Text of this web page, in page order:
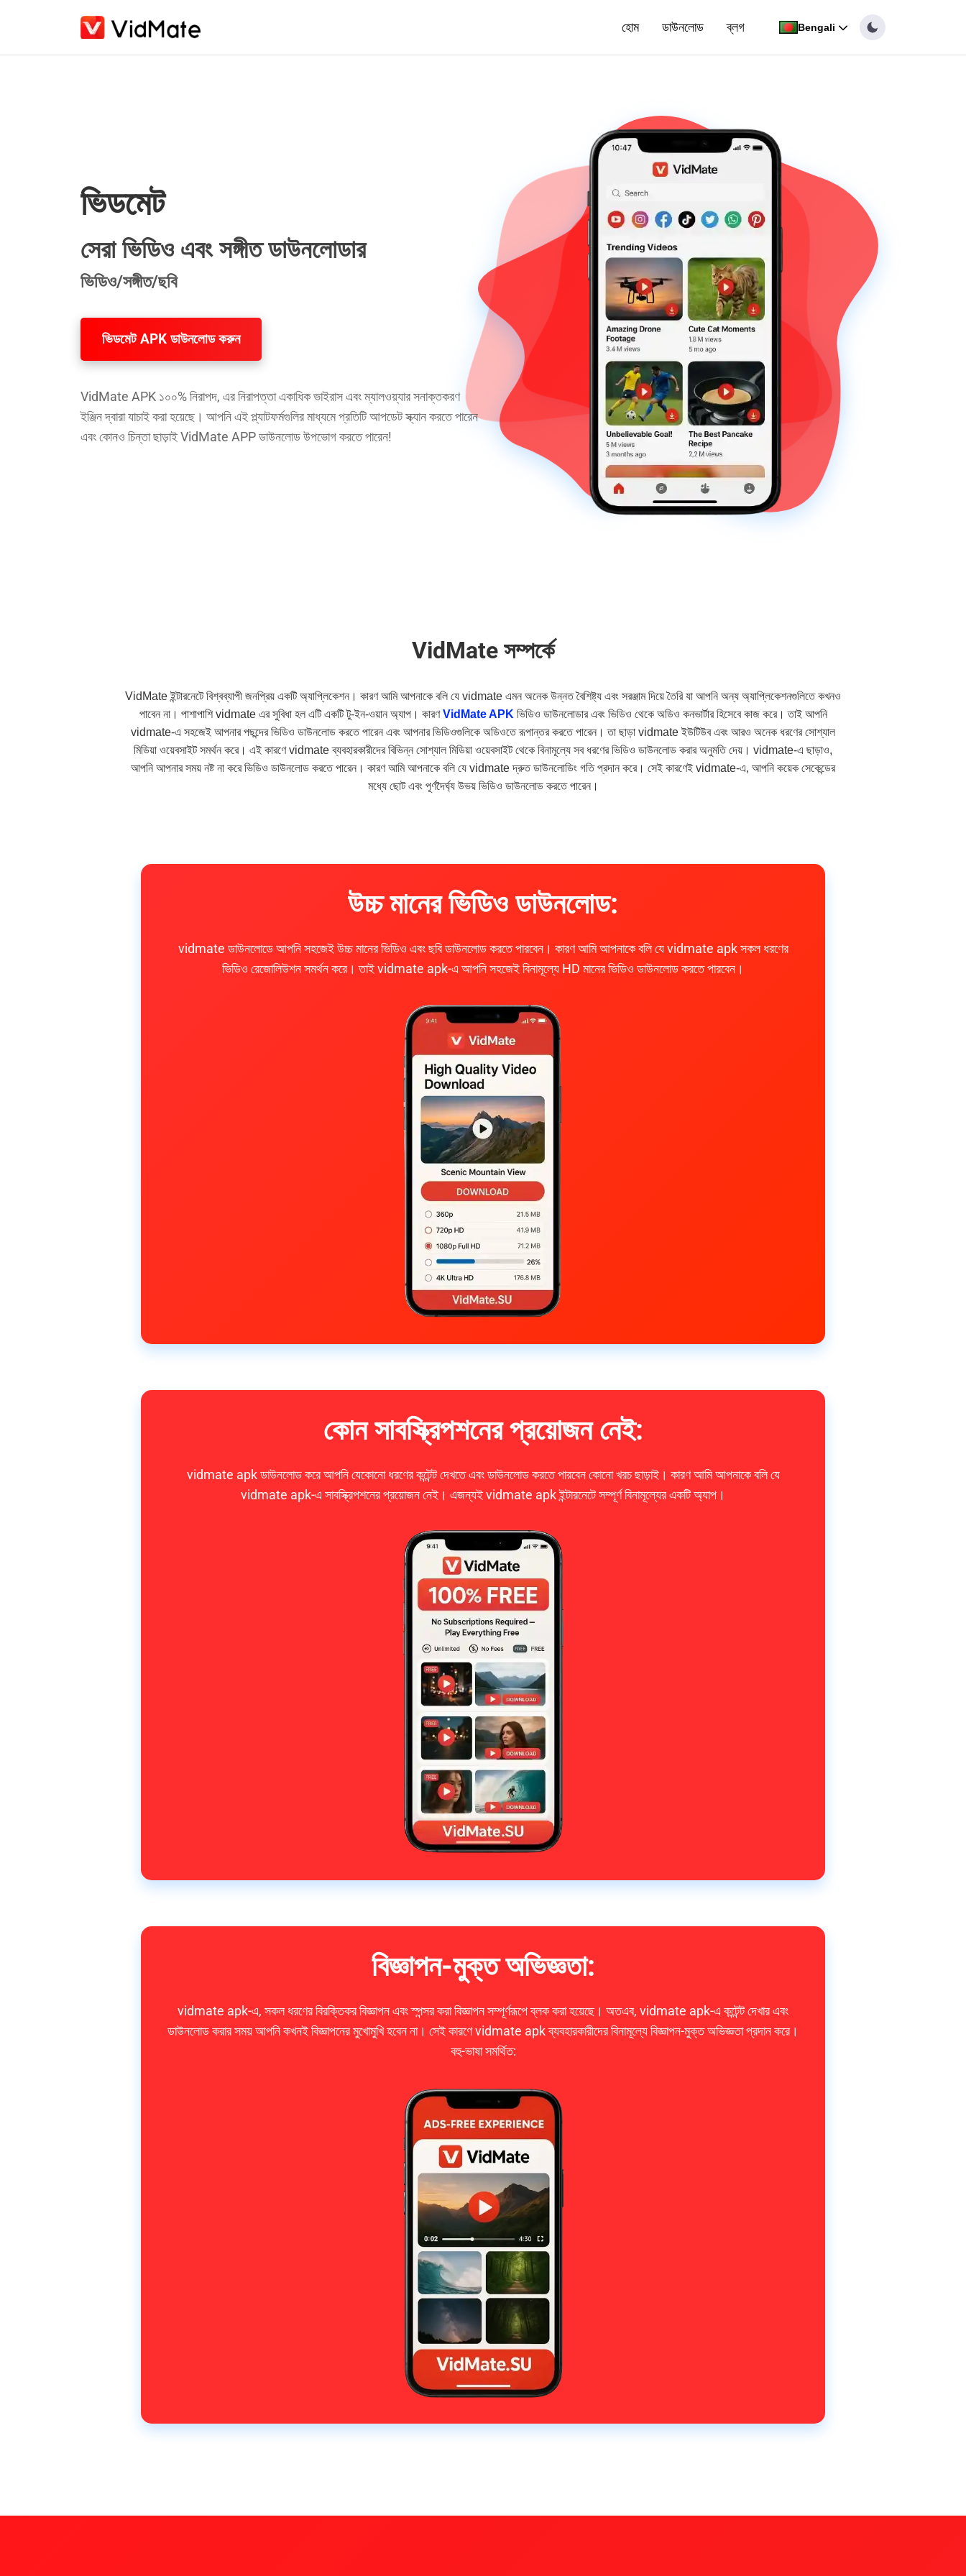
হোম ডাউনলোড ব্লগ Bengali
ভিডমেট
সেরা ভিডিও এবং সঙ্গীত ডাউনলোডার
ভিডিও/সঙ্গীত/ছবি
ভিডমেট APK ডাউনলোড করুন
VidMate APK ১০০% নিরাপদ, এর নিরাপত্তা একাধিক ভাইরাস এবং ম্যালওয়্যার সনাক্তকরণ
ইঞ্জিন দ্বারা যাচাই করা হয়েছে। আপনি এই প্ল্যাটফর্মগুলির মাধ্যমে প্রতিটি আপডেট স্ক্যান করতে পারেন
এবং কোনও চিন্তা ছাড়াই VidMate APP ডাউনলোড উপভোগ করতে পারেন!
VidMate সম্পর্কে
VidMate ইন্টারনেটে বিশ্বব্যাপী জনপ্রিয় একটি অ্যাপ্লিকেশন। কারণ আমি আপনাকে বলি যে vidmate এমন অনেক উন্নত বৈশিষ্ট্য এবং সরঞ্জাম দিয়ে তৈরি যা আপনি অন্য অ্যাপ্লিকেশনগুলিতে কখনও
পাবেন না। পাশাপাশি vidmate এর সুবিধা হল এটি একটি টু-ইন-ওয়ান অ্যাপ। কারণVidMate APK ভিডিও ডাউনলোডার এবং ভিডিও থেকে অডিও কনভার্টার হিসেবে কাজ করে। তাই আপনি
vidmate-এ সহজেই আপনার পছন্দের ভিডিও ডাউনলোড করতে পারেন এবং আপনার ভিডিওগুলিকে অডিওতে রূপান্তর করতে পারেন। তা ছাড়া vidmate ইউটিউব এবং আরও অনেক ধরণের সোশ্যাল
মিডিয়া ওয়েবসাইট সমর্থন করে। এই কারণে vidmate ব্যবহারকারীদের বিভিন্ন সোশ্যাল মিডিয়া ওয়েবসাইট থেকে বিনামূল্যে সব ধরণের ভিডিও ডাউনলোড করার অনুমতি দেয়। vidmate-এ ছাড়াও,
আপনি আপনার সময় নষ্ট না করে ভিডিও ডাউনলোড করতে পারেন। কারণ আমি আপনাকে বলি যে vidmate দ্রুত ডাউনলোডিং গতি প্রদান করে। সেই কারণেই vidmate-এ, আপনি কয়েক সেকেন্ডের
মধ্যে ছোট এবং পূর্ণদৈর্ঘ্য উভয় ভিডিও ডাউনলোড করতে পারেন।
উচ্চ মানের ভিডিও ডাউনলোড:
vidmate ডাউনলোডে আপনি সহজেই উচ্চ মানের ভিডিও এবং ছবি ডাউনলোড করতে পারবেন। কারণ আমি আপনাকে বলি যে vidmate apk সকল ধরণের
ভিডিও রেজোলিউশন সমর্থন করে। তাই vidmate apk-এ আপনি সহজেই বিনামূল্যে HD মানের ভিডিও ডাউনলোড করতে পারবেন।
কোন সাবস্ক্রিপশনের প্রয়োজন নেই:
vidmate apk ডাউনলোড করে আপনি যেকোনো ধরণের কন্টেন্ট দেখতে এবং ডাউনলোড করতে পারবেন কোনো খরচ ছাড়াই। কারণ আমি আপনাকে বলি যে
vidmate apk-এ সাবস্ক্রিপশনের প্রয়োজন নেই। এজন্যই vidmate apk ইন্টারনেটে সম্পূর্ণ বিনামূল্যের একটি অ্যাপ।
বিজ্ঞাপন-মুক্ত অভিজ্ঞতা:
vidmate apk-এ, সকল ধরণের বিরক্তিকর বিজ্ঞাপন এবং স্পন্সর করা বিজ্ঞাপন সম্পূর্ণরূপে ব্লক করা হয়েছে। অতএব, vidmate apk-এ কন্টেন্ট দেখার এবং
ডাউনলোড করার সময় আপনি কখনই বিজ্ঞাপনের মুখোমুখি হবেন না। সেই কারণে vidmate apk ব্যবহারকারীদের বিনামূল্যে বিজ্ঞাপন-মুক্ত অভিজ্ঞতা প্রদান করে।
বহু-ভাষা সমর্থিত: